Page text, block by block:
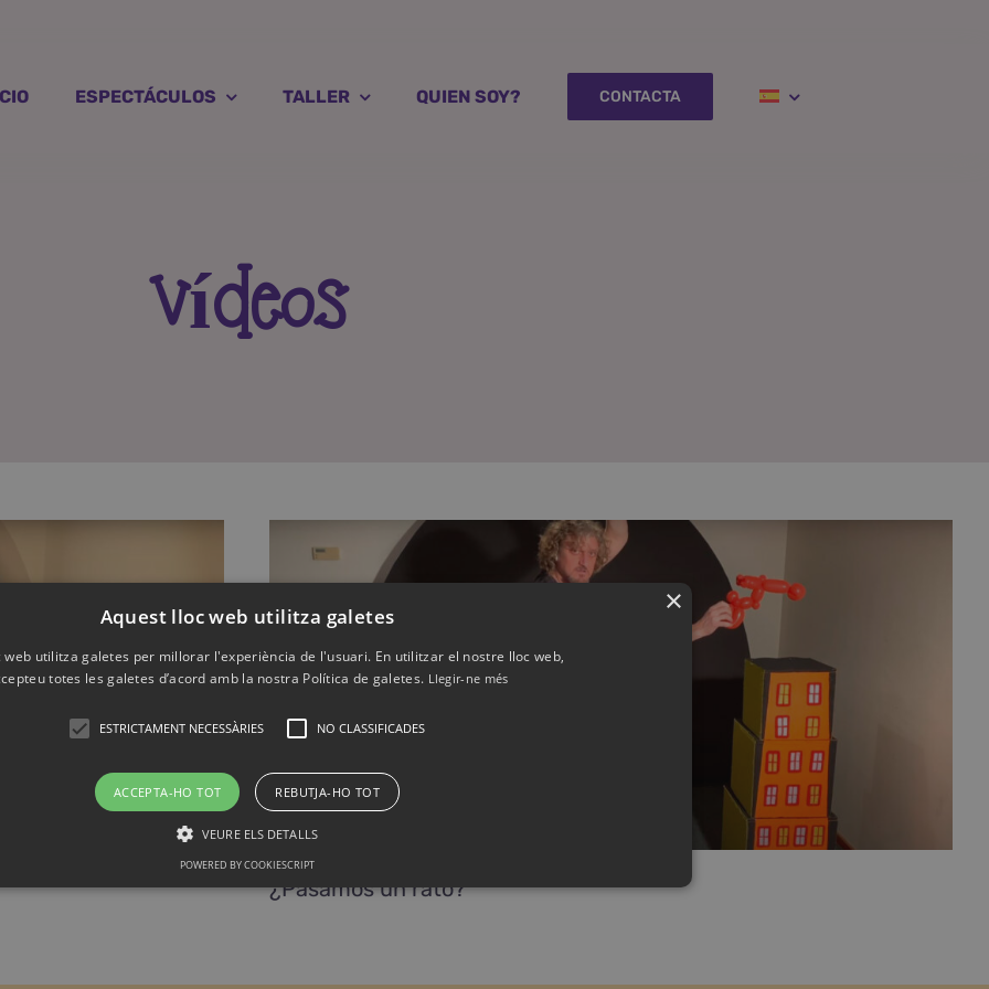
ESPECTÁCULOS TALLER QUIEN SOY? CONTACTA
Vídeos
¿Pasamos un rato?
×
Aquest lloc web utilitza galetes
web utilitza galetes per millorar l'experiència de l'usuari. En utilitzar el nostre lloc web,
totes les galetes d’acord amb la nostra Política de galetes. Llegir-ne més
ESTRICTAMENT NECESSÀRIES NO CLASSIFICADES
ACCEPTA-HO TOT REBUTJA-HO TOT
VEURE ELS DETALLS
POWERED BY COOKIESCRIPT